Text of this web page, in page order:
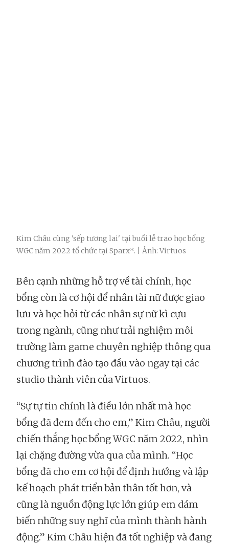
Kim Châu cùng 'sếp tương lai' tại buổi lễ trao học bổng
WGC năm 2022 tổ chức tại Sparx*. | Ảnh: Virtuos
Bên cạnh những hỗ trợ về tài chính, học
bổng còn là cơ hội để nhân tài nữ được giao
lưu và học hỏi từ các nhân sự nữ kì cựu
trong ngành, cũng như trải nghiệm môi
trường làm game chuyên nghiệp thông qua
chương trình đào tạo đầu vào ngay tại các
studio thành viên của Virtuos.
“Sự tự tin chính là điều lớn nhất mà học
bổng đã đem đến cho em,” Kim Châu, người
chiến thắng học bổng WGC năm 2022, nhìn
lại chặng đường vừa qua của mình. “Học
bổng đã cho em cơ hội để định hướng và lập
kế hoạch phát triển bản thân tốt hơn, và
cũng là nguồn động lực lớn giúp em dám
biến những suy nghĩ của mình thành hành
động.” Kim Châu hiện đã tốt nghiệp và đang